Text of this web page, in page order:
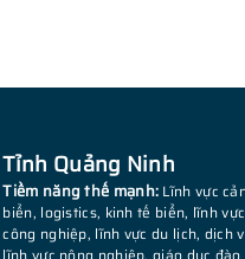
Tỉnh Quảng Ninh
Tiềm năng thế mạnh: Lĩnh vực
biển, logistics, kinh tế biển, lĩnh vực
công nghiệp, lĩnh vực du lịch, dịch